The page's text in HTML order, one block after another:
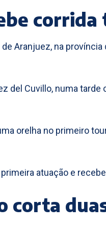
corrida
Aranjuez, na
del Cuvillo, numa tarde
orelha no primeiro
atuação e
corta